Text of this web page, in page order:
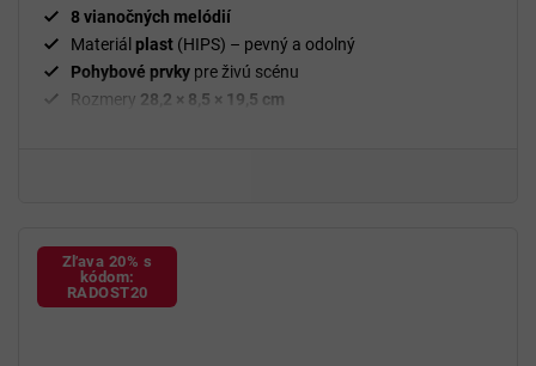
8 vianočných melódií
Materiál plast (HIPS) – pevný a odolný
Pohybové prvky pre živú scénu
Rozmery 28,2 × 8,5 × 19,5 cm
Zľava 20% s
kódom:
RADOST20